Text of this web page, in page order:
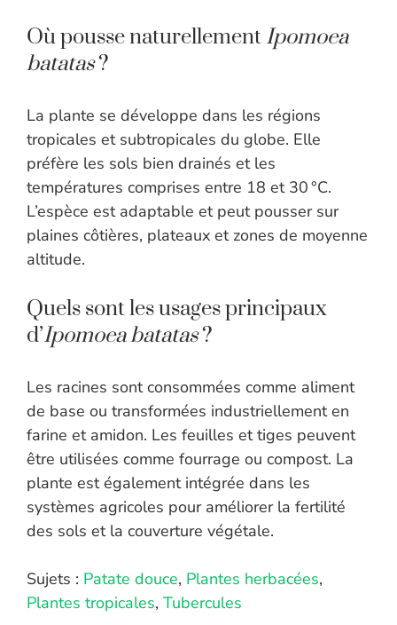
Où pousse naturellement Ipomoea
batatas?
La plante se développe dans les régions
tropicales et subtropicales du globe. Elle
préfère les sols bien drainés et les
températures comprises entre 18 et 30 °C.
L’espèce est adaptable et peut pousser sur
plaines côtières, plateaux et zones de moyenne
altitude.
Quels sont les usages principaux
d’Ipomoea batatas?
Les racines sont consommées comme aliment
de base ou transformées industriellement en
farine et amidon. Les feuilles et tiges peuvent
être utilisées comme fourrage ou compost. La
plante est également intégrée dans les
systèmes agricoles pour améliorer la fertilité
des sols et la couverture végétale.
Sujets : Patate douce, Plantes herbacées,
Plantes tropicales, Tubercules